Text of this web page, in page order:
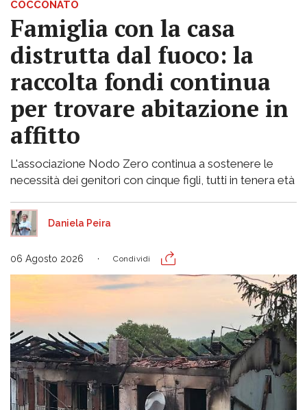
COCCONATO
Famiglia con la casa
distrutta dal fuoco: la
raccolta fondi continua
per trovare abitazione in
affitto
L'associazione Nodo Zero continua a sostenere le
necessità dei genitori con cinque figli, tutti in tenera età
Daniela Peira
06 Agosto 2026 Condividi